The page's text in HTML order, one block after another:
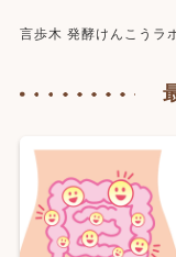
言歩木 発酵けんこうラ